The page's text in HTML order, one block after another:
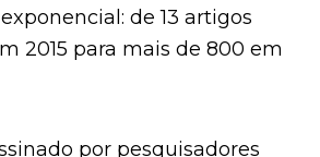
de 13 artigos
2015 para mais de 800 em
por pesquisadores